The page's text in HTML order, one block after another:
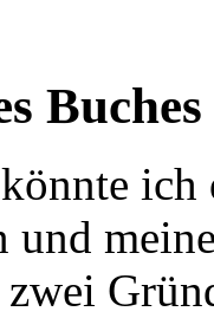
Buches
und
zwei